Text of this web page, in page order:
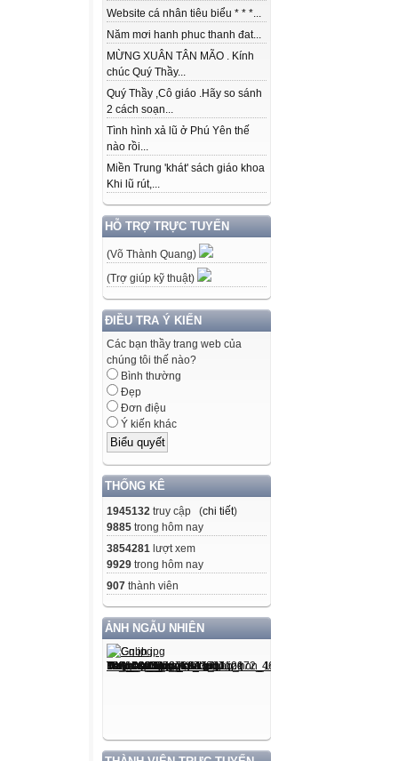
Website cá nhân tiêu biểu * * *...
Năm mơi hanh phuc thanh đat...
MỪNG XUÂN TÂN MÃO . Kính
chúc Quý Thầy...
Quý Thầy ,Cô giáo .Hãy so sánh
2 cách soạn...
Tình hình xả lũ ở Phú Yên thế
nào rồi...
Miền Trung 'khát' sách giáo khoa
Khi lũ rút,...
HỖ TRỢ TRỰC TUYẾN
(Võ Thành Quang)
(Trợ giúp kỹ thuật)
ĐIỀU TRA Ý KIẾN
Các bạn thầy trang web của
chúng tôi thế nào?
Bình thường
Đẹp
Đơn điệu
Ý kiến khác
THỐNG KÊ
1945132 truy cập (chi tiết)
9885 trong hôm nay
3854281 lượt xem
9929 trong hôm nay
907 thành viên
ẢNH NGẪU NHIÊN